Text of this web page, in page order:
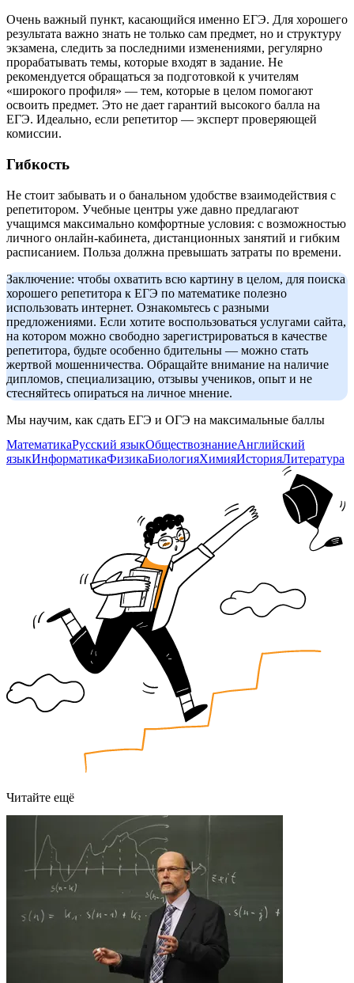
Очень важный пункт, касающийся именно ЕГЭ. Для хорошего
результата важно знать не только сам предмет, но и структуру
экзамена, следить за последними изменениями, регулярно
прорабатывать темы, которые входят в задание. Не
рекомендуется обращаться за подготовкой к учителям
«широкого профиля» — тем, которые в целом помогают
освоить предмет. Это не дает гарантий высокого балла на
ЕГЭ. Идеально, если репетитор — эксперт проверяющей
комиссии.
Гибкость
Не стоит забывать и о банальном удобстве взаимодействия с
репетитором. Учебные центры уже давно предлагают
учащимся максимально комфортные условия: с возможностью
личного онлайн-кабинета, дистанционных занятий и гибким
расписанием. Польза должна превышать затраты по времени.
Заключение: чтобы охватить всю картину в целом, для поиска
хорошего репетитора к ЕГЭ по математике полезно
использовать интернет. Ознакомьтесь с разными
предложениями. Если хотите воспользоваться услугами сайта,
на котором можно свободно зарегистрироваться в качестве
репетитора, будьте особенно бдительны — можно стать
жертвой мошенничества. Обращайте внимание на наличие
дипломов, специализацию, отзывы учеников, опыт и не
стесняйтесь опираться на личное мнение.
Мы научим, как сдать ЕГЭ и ОГЭ на максимальные баллы
МатематикаРусский языкОбществознаниеАнглийский
языкИнформатикаФизикаБиологияХимияИсторияЛитература
Читайте ещё